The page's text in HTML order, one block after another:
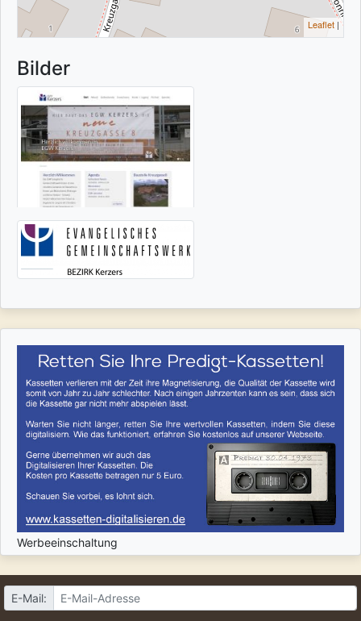
Leaflet |
Bilder
Werbeeinschaltung
E-Mail: